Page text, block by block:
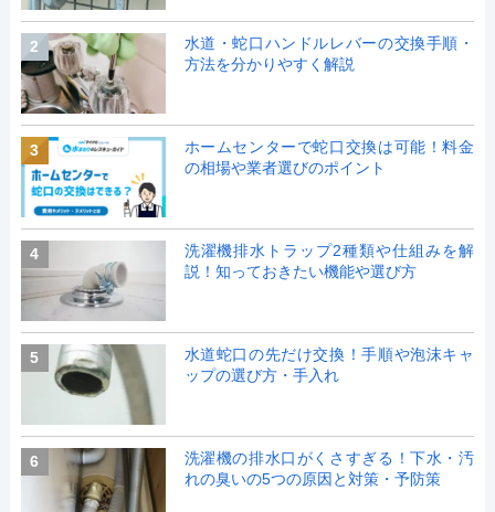
2
水道・蛇口ハンドルレバーの交換手順・
方法を分かりやすく解説
3
ホームセンターで蛇口交換は可能！料金
の相場や業者選びのポイント
4
洗濯機排水トラップ2種類や仕組みを解
説！知っておきたい機能や選び方
5
水道蛇口の先だけ交換！手順や泡沫キャ
ップの選び方・手入れ
6
洗濯機の排水口がくさすぎる！下水・汚
れの臭いの5つの原因と対策・予防策